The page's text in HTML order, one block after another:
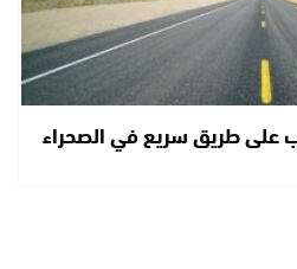
على طريق سريع في الصحراء